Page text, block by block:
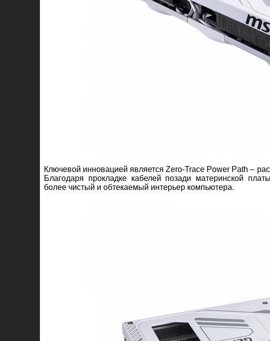
Ключевой инновацией является Zero-Trace Power Path –
Благодаря прокладке кабелей позади материнской
более чистый и обтекаемый интерьер компьютера.